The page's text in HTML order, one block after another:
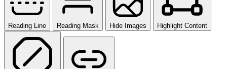
Reading Line Reading Mask Hide Images Highlight Content